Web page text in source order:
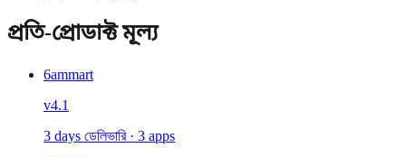
প্রতি-প্রোডাক্ট মূল্য
6ammart
v4.1
3 days ডেলিভারি· 3 apps